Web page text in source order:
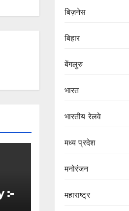
:-
बिज़नेस
बिहार
बेंगलुरु
भारत
भारतीय रेलवे
मध्य प्रदेश
मनोरंजन
महाराष्ट्र